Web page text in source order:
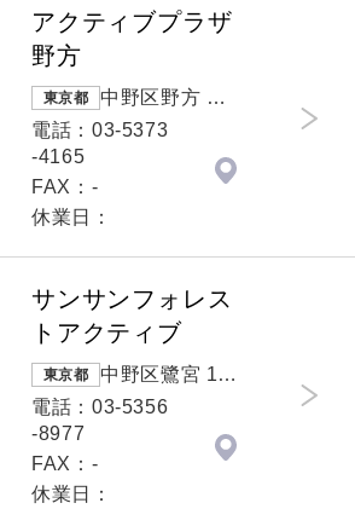
アクティブプラザ
野方
東京都
中野区野方 ６
－１５－２
電話：03-5373
-4165
FAX：-
休業日：
サンサンフォレス
トアクティブ
東京都
中野区鷺宮 1-4
-17 サンサン
電話：03-5356
-8977
FAX：-
休業日：